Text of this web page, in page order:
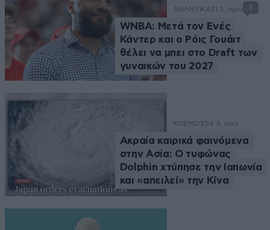
ΑΘΛΗΤΙΚΑ51 λ. πριν 2
WNBA: Μετά τον Ενές
Κάντερ και ο Ρόις Γουάιτ
θέλει να μπει στο Draft των
γυναικών του 2027
ΚΟΣΜΟΣ54 λ. πριν
Ακραία καιρικά φαινόμενα
στην Ασία: Ο τυφώνας
Dolphin χτύπησε την Ιαπωνία
και «απειλεί» την Κίνα